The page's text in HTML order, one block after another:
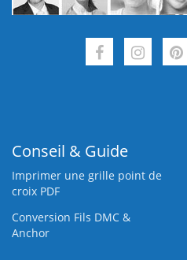
Conseil & Guide
Imprimer une grille point de
croix PDF
Conversion Fils DMC &
Anchor